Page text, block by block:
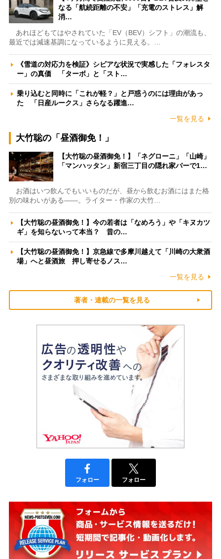
なる「航続距離の不安」「充電のストレス」解
消…
あれほどもてはやされていた「EV（BEV）シフト」の潮流も、
最近では減速基調になっているように見える。…
《雪道の対応力を検証》シビアな状況で実感した「フォレスタ
ー」の真価 「ターボ」と「スト…
乗り込むと同時に「これが軽？」と戸惑うのには理由があっ
た 「日産ルークス」さらなる躍進…
一覧を見る
大竹聡の「昼酒御免！」
【大竹聡の昼酒御免！】「ネグローニ」「山崎」
「マンハッタン」新宿三丁目の隠れ家バーで1…
お酒はいつ飲んでもいいものだが、昼から飲むお酒にはまた格
別の味わいがある――。ライター・作家の大竹…
【大竹聡の昼酒御免！】今の若者は「なめろう」や「キヌカツ
ギ」を知らないって本当？ 昔の…
【大竹聡の昼酒御免！】京急線で多摩川越えて「川崎の大衆酒
場」へと昼酒旅 押し寄せるノス…
一覧を見る
著者・連載の一覧を見る
フォロー フォロー